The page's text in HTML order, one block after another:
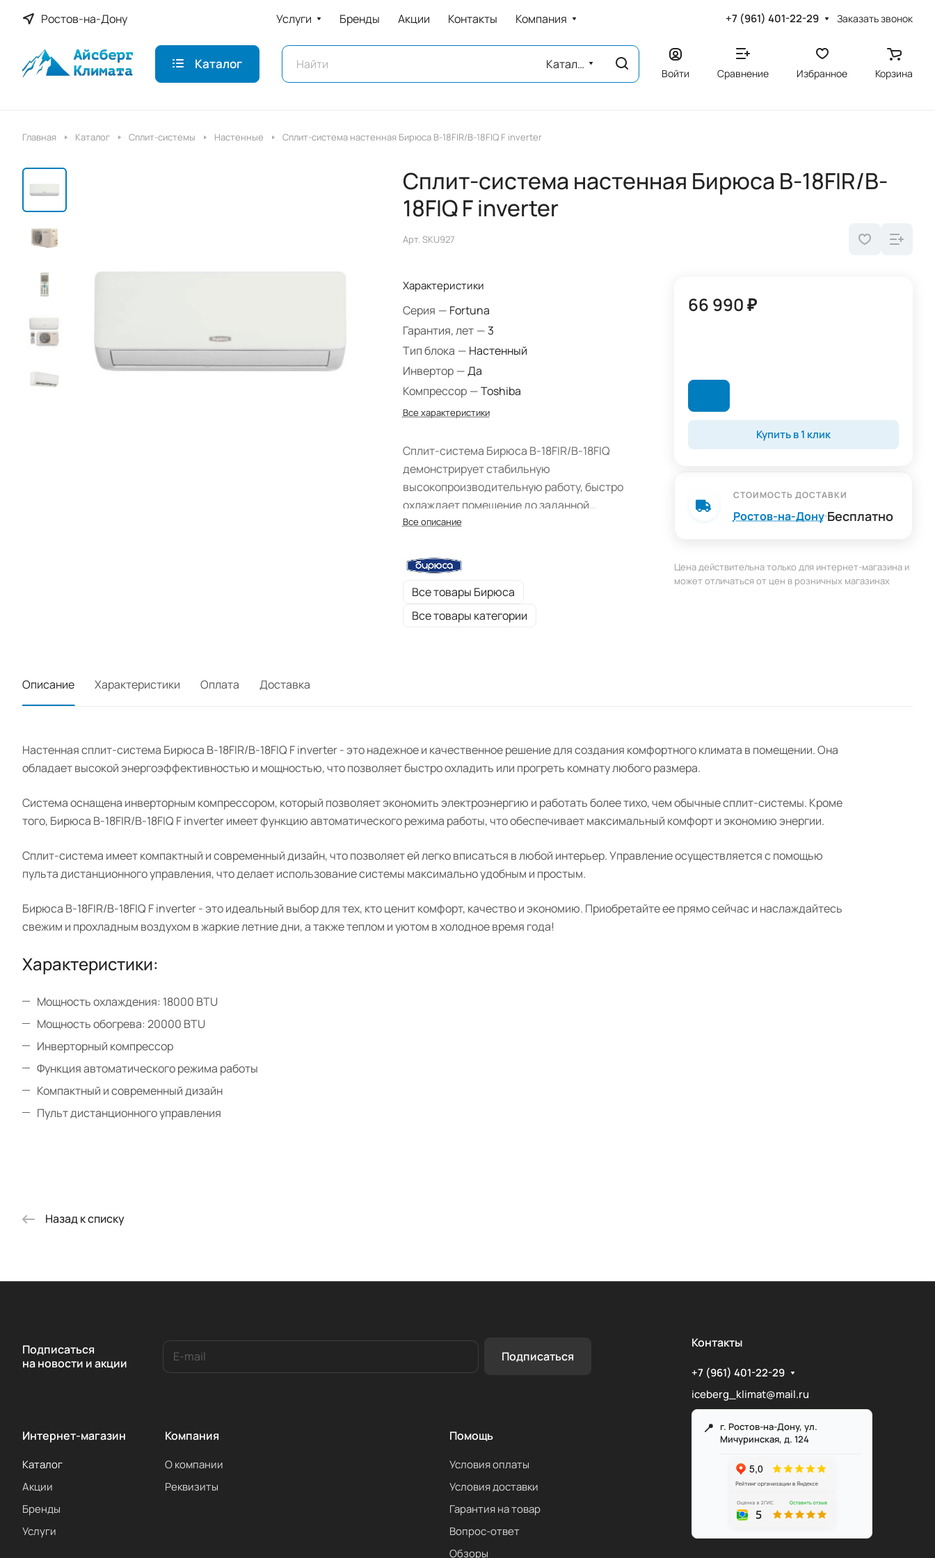
Ростов-на-Дону Услуги Бренды Акции Контакты Компания +7 (961) 401-22-29 Заказать звонок
Каталог Каталог
Войти Сравнение Избранное Корзина
Главная Каталог Сплит-системы Настенные Сплит-система настенная Бирюса B-18FIR/B-18FIQ F inverter
Сплит-система настенная Бирюса B-18FIR/B-
18FIQ F inverter
Арт. SKU927
Характеристики
Серия — Fortuna
Гарантия, лет — 3
Тип блока — Настенный
Инвертор —Да
Компрессор —Toshiba
Все характеристики
Сплит-система Бирюса B-18FIR/B-18FIQ
демонстрирует стабильную
высокопроизводительную работу, быстро
охлаждает помещение до заданной
температуры и точно ее поддерживает. Она
функциями и режимами для поддержания
комфортного микроклимата в помещении.
Многоуровневая система защиты позволяет
сохранить прибор в первоначальном
Все описание
Все товары Бирюса
Все товары категории
66 990 ₽
Купить в 1 клик
СТОИМОСТЬ ДОСТАВКИ
Ростов-на-ДонуБесплатно
Цена действительна только для интернет-магазина и
может отличаться от цен в розничных магазинах
Описание Характеристики Оплата Доставка
Настенная сплит-система Бирюса B-18FIR/B-18FIQ F inverter - это надежное и качественное решение для создания комфортного климата в помещении. Она
обладает высокой энергоэффективностью и мощностью, что позволяет быстро охладить или прогреть комнату любого размера.
Система оснащена инверторным компрессором, который позволяет экономить электроэнергию и работать более тихо, чем обычные сплит-системы. Кроме
того, Бирюса B-18FIR/B-18FIQ F inverter имеет функцию автоматического режима работы, что обеспечивает максимальный комфорт и экономию энергии.
Сплит-система имеет компактный и современный дизайн, что позволяет ей легко вписаться в любой интерьер. Управление осуществляется с помощью
пульта дистанционного управления, что делает использование системы максимально удобным и простым.
Бирюса B-18FIR/B-18FIQ F inverter - это идеальный выбор для тех, кто ценит комфорт, качество и экономию. Приобретайте ее прямо сейчас и наслаждайтесь
свежим и прохладным воздухом в жаркие летние дни, а также теплом и уютом в холодное время года!
Характеристики:
Мощность охлаждения: 18000 BTU
Мощность обогрева: 20000 BTU
Инверторный компрессор
Функция автоматического режима работы
Компактный и современный дизайн
Пульт дистанционного управления
Назад к списку
Подписаться
на новости и акции
Подписаться
Интернет-магазин
Каталог
Акции
Бренды
Услуги
Компания
О компании
Реквизиты
Помощь
Условия оплаты
Условия доставки
Гарантия на товар
Вопрос-ответ
Обзоры
Контакты
+7 (961) 401-22-29
iceberg_klimat@mail.ru
г. Ростов-на-Дону, ул.
Мичуринская, д. 124